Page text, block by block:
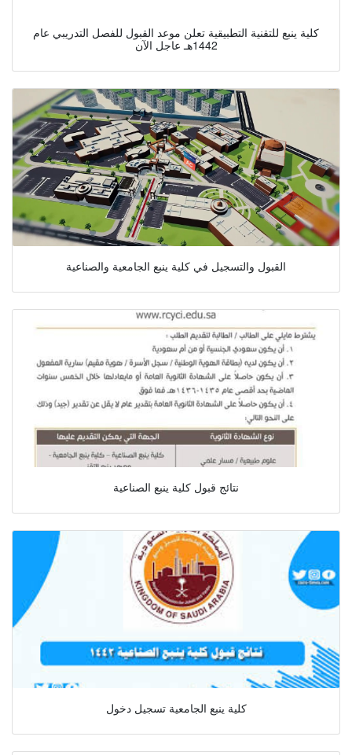
كلية ينبع للتقنية التطبيقية تعلن موعد القبول للفصل التدريبي عام
1442هـ عاجل الآن
القبول والتسجيل في كلية ينبع الجامعية والصناعية
نتائج قبول كلية ينبع الصناعية
كلية ينبع الجامعية تسجيل دخول